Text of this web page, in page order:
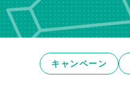
キャンペーン